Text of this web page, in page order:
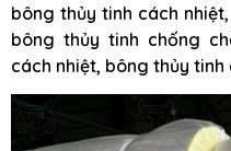
bông thủy tinh cách
bông thủy tinh chống
cách nhiệt, bông thủy tinh